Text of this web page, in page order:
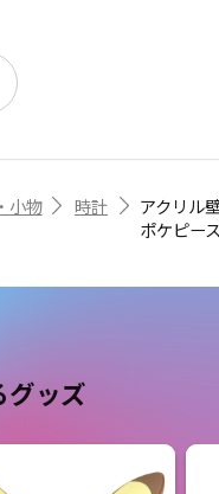
小物 時計
アクリ
ポケピー
グッズ